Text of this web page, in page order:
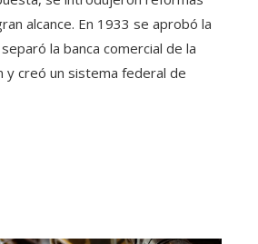
alcance. En 1933 se aprobó la
la banca comercial de la
y creó un sistema federal de